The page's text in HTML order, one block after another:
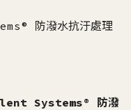
防潑水抗汙處理
Systems® 防潑